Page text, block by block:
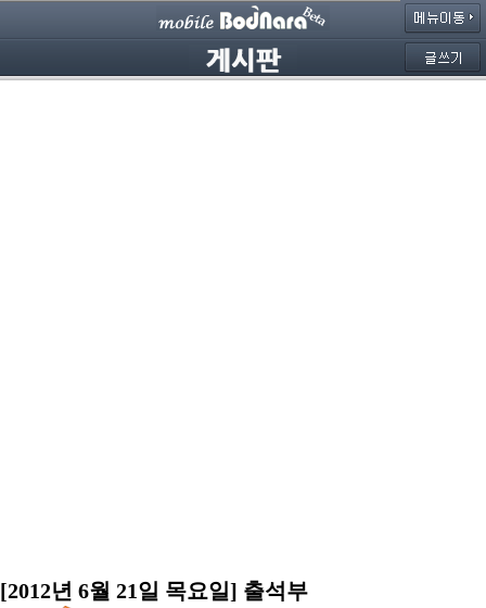
[2012년 6월 21일 목요일] 출석부